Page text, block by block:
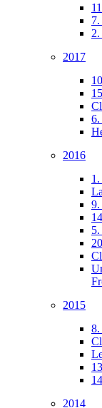
2017
6.
2016
9.
2015
8.
2014